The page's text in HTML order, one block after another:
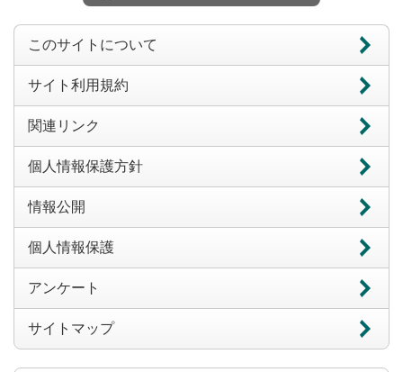
このサイトについて
サイト利用規約
関連リンク
個人情報保護方針
情報公開
個人情報保護
アンケート
サイトマップ